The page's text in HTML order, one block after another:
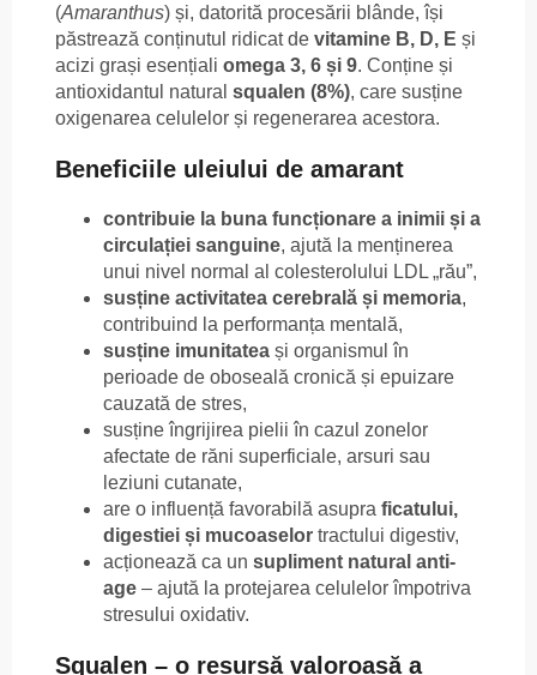
(Amaranthus) și, datorită procesării blânde, își
păstrează conținutul ridicat de vitamine B, D, E și
acizi grași esențiali omega 3, 6 și 9. Conține și
antioxidantul natural squalen (8%), care susține
oxigenarea celulelor și regenerarea acestora.
Beneficiile uleiului de amarant
contribuie la buna funcționare a inimii și a
circulației sanguine, ajută la menținerea
unui nivel normal al colesterolului LDL „rău”,
susține activitatea cerebrală și memoria,
contribuind la performanța mentală,
susține imunitatea și organismul în
perioade de oboseală cronică și epuizare
cauzată de stres,
susține îngrijirea pielii în cazul zonelor
afectate de răni superficiale, arsuri sau
leziuni cutanate,
are o influență favorabilă asupra ficatului,
digestiei și mucoaselor tractului digestiv,
acționează ca un supliment natural anti-
age – ajută la protejarea celulelor împotriva
stresului oxidativ.
Squalen – o resursă valoroasă a